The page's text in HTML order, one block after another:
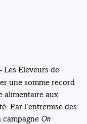
Les Éleveurs de
une somme record
alimentaire aux
Par l’entremise des
campagne On